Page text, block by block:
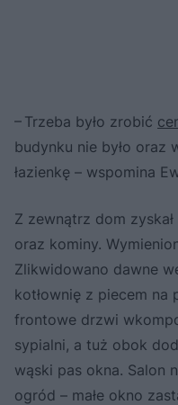
– Trzeba było zrobić
budynku nie było oraz
łazienkę – wspomina
Z zewnątrz dom
oraz kominy.
Zlikwidowano dawne
kotłownię z piecem na
frontowe drzwi
sypialni, a tuż obok
wąski pas okna. Salon
ogród – małe okno